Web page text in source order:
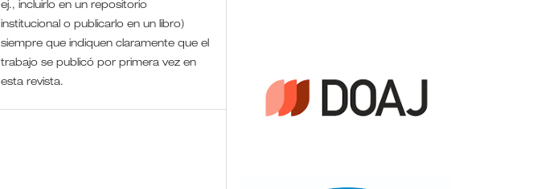
ej., incluirlo en un repositorio
institucional o publicarlo en un libro)
siempre que indiquen claramente que el
trabajo se publicó por primera vez en
esta revista.